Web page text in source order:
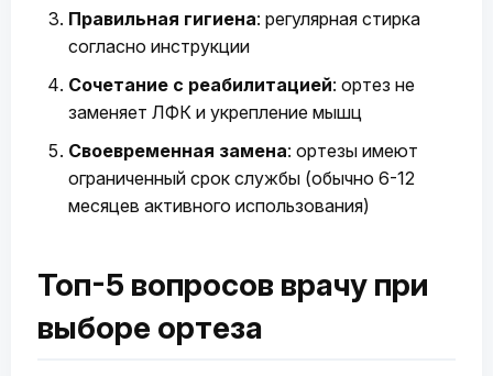
Правильная гигиена: регулярная стирка
согласно инструкции
Сочетание с реабилитацией: ортез не
заменяет ЛФК и укрепление мышц
Своевременная замена: ортезы имеют
ограниченный срок службы (обычно 6-12
месяцев активного использования)
Топ-5 вопросов врачу при
выборе ортеза